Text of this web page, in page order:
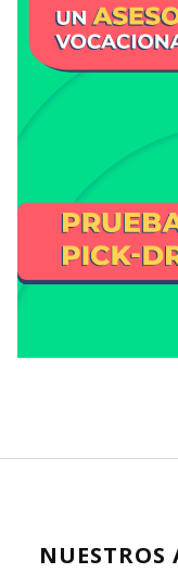
NUESTROS